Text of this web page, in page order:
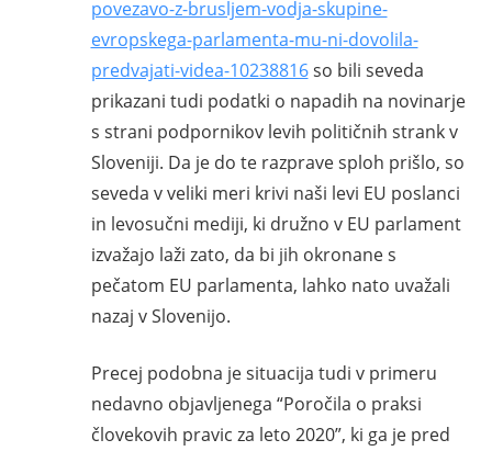
povezavo-z-brusljem-vodja-skupine-
evropskega-parlamenta-mu-ni-dovolila-
predvajati-videa-10238816so bili seveda
prikazani tudi podatki o napadih na novinarje
s strani podpornikov levih političnih strank v
Sloveniji. Da je do te razprave sploh prišlo, so
seveda v veliki meri krivi naši levi EU poslanci
in levosučni mediji, ki družno v EU parlament
izvažajo laži zato, da bi jih okronane s
pečatom EU parlamenta, lahko nato uvažali
nazaj v Slovenijo.
Precej podobna je situacija tudi v primeru
nedavno objavljenega “Poročila o praksi
človekovih pravic za leto 2020”, ki ga je pred